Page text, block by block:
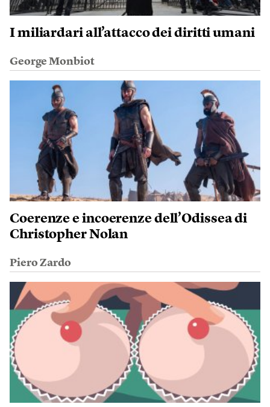
I miliardari all’attacco dei diritti umani
George Monbiot
Coerenze e incoerenze dell’Odissea di
Christopher Nolan
Piero Zardo